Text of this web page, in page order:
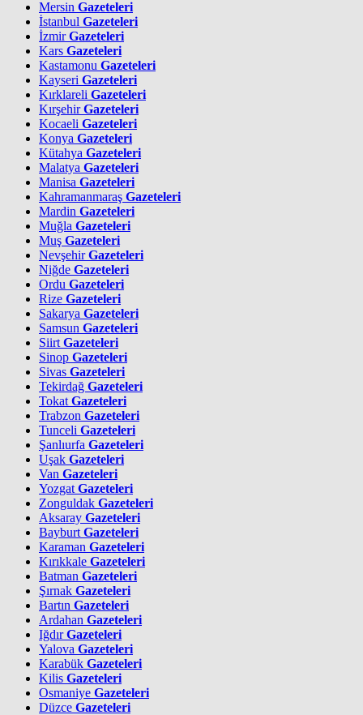
Mersin Gazeteleri
İstanbul Gazeteleri
İzmirGazeteleri
Kars Gazeteleri
Kastamonu Gazeteleri
Kayseri Gazeteleri
Kırklareli Gazeteleri
KırşehirGazeteleri
Kocaeli Gazeteleri
Konya Gazeteleri
Kütahya Gazeteleri
Malatya Gazeteleri
Manisa Gazeteleri
Kahramanmaraş Gazeteleri
Mardin Gazeteleri
Muğla Gazeteleri
Muş Gazeteleri
NevşehirGazeteleri
Niğde Gazeteleri
Ordu Gazeteleri
Rize Gazeteleri
Sakarya Gazeteleri
Samsun Gazeteleri
Siirt Gazeteleri
Sinop Gazeteleri
Sivas Gazeteleri
Tekirdağ Gazeteleri
Tokat Gazeteleri
Trabzon Gazeteleri
Tunceli Gazeteleri
Şanlıurfa Gazeteleri
Uşak Gazeteleri
Van Gazeteleri
Yozgat Gazeteleri
Zonguldak Gazeteleri
Aksaray Gazeteleri
Bayburt Gazeteleri
Karaman Gazeteleri
Kırıkkale Gazeteleri
Batman Gazeteleri
Şırnak Gazeteleri
Bartın Gazeteleri
Ardahan Gazeteleri
IğdırGazeteleri
Yalova Gazeteleri
Karabük Gazeteleri
Kilis Gazeteleri
Osmaniye Gazeteleri
Düzce Gazeteleri